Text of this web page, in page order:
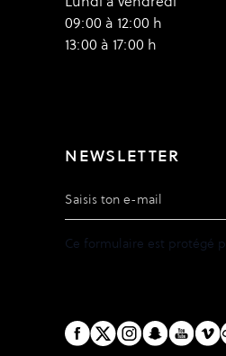
09:00 à 12:00 h
13:00 à 17:00 h
NEWSLETTER
Adresse e-mail
Ce formulaire est protégé